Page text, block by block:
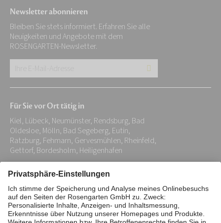
Newsletter abonnieren
Bleiben Sie stets informiert. Erfahren Sie alle
Neuigkeiten und Angebote mit dem
ROSENGARTEN-Newsletter.
E-
Adresse:
*
Für Sie vor Ort tätig in
Kiel, Lübeck, Neumünster, Rendsburg, Bad
Oldesloe, Mölln, Bad Segeberg, Eutin,
Ratzburg, Fehmarn, Gervesmühlen, Rheinfeld,
Gettorf, Bordesholm, Heiligenhafen
Impressum Datenschutz
Stiftung
Interne Meldestelle
Zahlungsmittel